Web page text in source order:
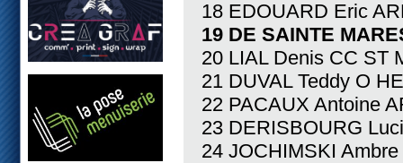
18 EDOUARD Eric
19 DE SAINTE
20 LIAL Denis CC ST
21 DUVAL Teddy O
22 PACAUX Antoine
23 DERISBOURG
24 JOCHIMSKI